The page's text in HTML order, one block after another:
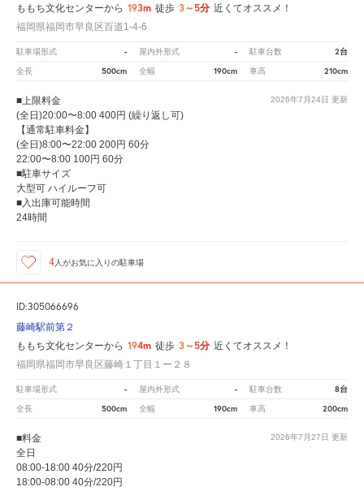
ももち文化センターから 193m 徒歩 3～5分 近くてオススメ！
福岡県福岡市早良区百道1-4-6
駐車場形式 - 屋内外形式 - 駐車台数 2台
全長 500cm 全幅 190cm 車高 210cm
2026年7月24日 更新
■上限料金
(全日)20:00〜8:00 400円 (繰り返し可)
【通常駐車料金】
(全日)8:00〜22:00 200円 60分
22:00〜8:00 100円 60分
■駐車サイズ
大型可 ハイルーフ可
■入出庫可能時間
24時間
4 人がお気に入りの駐車場
ID:305066696
藤崎駅前第２
ももち文化センターから 194m 徒歩 3～5分 近くてオススメ！
福岡県福岡市早良区藤崎１丁目１ー２８
駐車場形式 - 屋内外形式 - 駐車台数 8台
全長 500cm 全幅 190cm 車高 200cm
2026年7月27日 更新
■料金
全日
08:00-18:00 40分/220円
18:00-08:00 40分/220円